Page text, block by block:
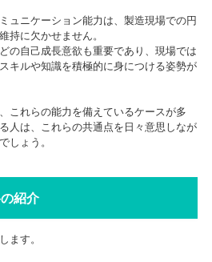
ュニケーション能力は、製造現場での円
持に欠かせません。
の自己成長意欲も重要であり、現場では
キルや知識を積極的に身につける姿勢が
これらの能力を備えているケースが多
人は、これらの共通点を日々意思しなが
しょう。
紹介
ます。